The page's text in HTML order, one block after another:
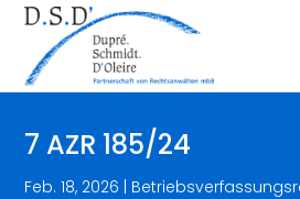
7 AZR 185/24
Feb. 18, 2026 |